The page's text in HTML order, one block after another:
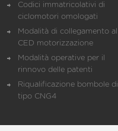
Codici immatricolativi di
ciclomotori omologati
Modalità di collegamento al
CED motorizzazione
Modalità operative per il
rinnovo delle patenti
Riqualificazione bombole di
tipo CNG4